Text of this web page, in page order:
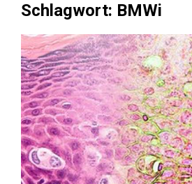
Schlagwort: BMWi